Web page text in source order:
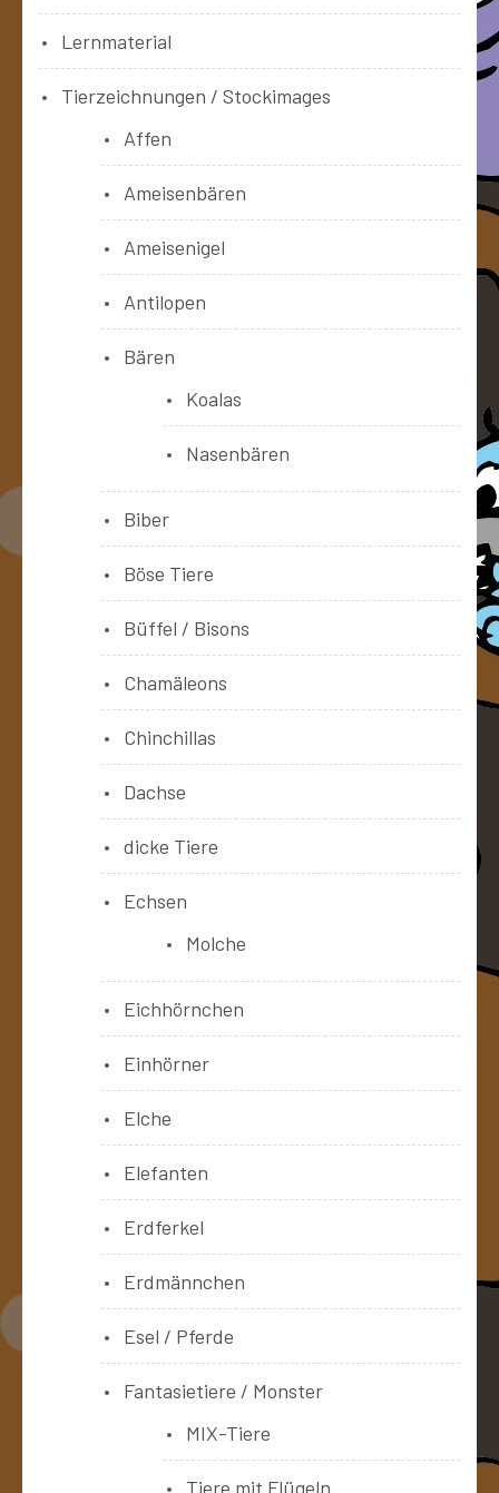
Lernmaterial
Tierzeichnungen / Stockimages
Affen
Ameisenbären
Ameisenigel
Antilopen
Bären
Koalas
Nasenbären
Biber
Böse Tiere
Büffel / Bisons
Chamäleons
Chinchillas
Dachse
dicke Tiere
Echsen
Molche
Eichhörnchen
Einhörner
Elche
Elefanten
Erdferkel
Erdmännchen
Esel / Pferde
Fantasietiere / Monster
MIX-Tiere
Tiere mit Flügeln